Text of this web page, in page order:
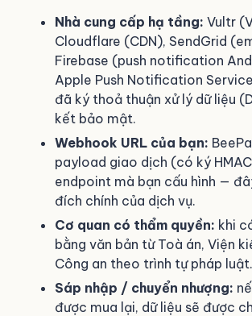
Nhà cung cấp hạ tầng: Vultr
Cloudflare (CDN), SendGrid
Firebase (push notification
Apple Push Notification
đã ký thoả thuận xử lý dữ liệu
kết bảo mật.
Webhook URL của bạn:
payload giao dịch (có ký
endpoint mà bạn cấu hình —
đích chính của dịch vụ.
Cơ quan có thẩm quyền: khi
bằng văn bản từ Toà án, Viện
Công an theo trình tự pháp luật.
Sáp nhập / chuyển nhượng:
được mua lại, dữ liệu sẽ được